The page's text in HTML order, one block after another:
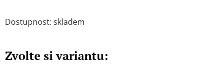
Dostupnost: skladem
Zvolte si variantu: